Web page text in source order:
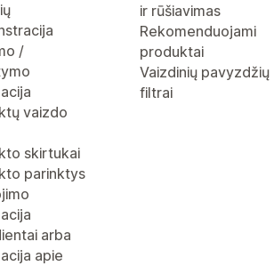
/
vaizdo
skirtukai
parinktys
arba
apie
ir rūšiavimas
Rekomenduojami
produktai
Vaizdinių pavyzdžių
filtrai